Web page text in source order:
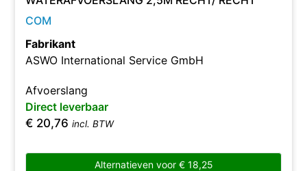
COM
Fabrikant
ASWO International Service GmbH
Afvoerslang
Direct leverbaar
€ 20,76 incl. BTW
Alternatieven voor €18,25